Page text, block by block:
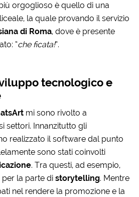
orgoglioso è quello di una
la quale provando il servizio
di Roma, dove è presente
“che ficata!”.
tecnologico e
mi sono rivolto a
settori. Innanzitutto gli
realizzato il software dal punto
sono stati coinvolti
. Tra questi, ad esempio,
per la parte distorytelling. Mentre
nel rendere la promozione e la